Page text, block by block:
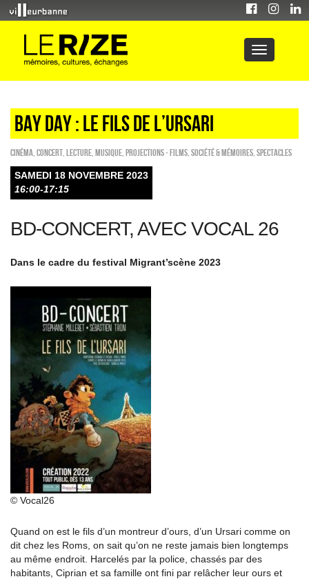
BAY DAY : LE FILS DE L’URSARI
Cinéma Concert Lecture Musique PROJECTIONS - FILMS Société & Mémoires SPECTACLES
SAMEDI 18 NOVEMBRE 2023
16:00-17:15
BD-CONCERT, AVEC VOCAL 26
Dans le cadre du festival Migrant’scène 2023
© Vocal26
Quand on est le fils d’un montreur d’ours, d’un Ursari comme on
dit chez les Roms, on sait qu’on ne reste jamais bien longtemps
au même endroit. Harcelés par la police, chassés par des
habitants, Ciprian et sa famille ont fini par relâcher leur ours et